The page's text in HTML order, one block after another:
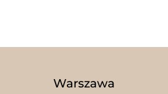
Opcje
na
Warszawa